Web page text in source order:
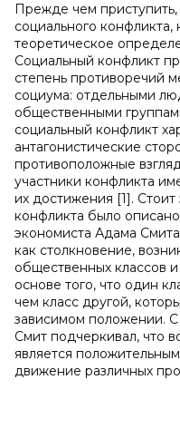
Прежде чем
социального
теоретическое
Социальный конфликт
степень противоречий
социума: отдельными
общественными
социальный конфликт
антагонистические
противоположные
участники конфликта
их достижения [1]. Стоит
конфликта было
экономиста Адама
как столкновение,
общественных классов
основе того, что один
чем класс другой,
зависимом положении.
Смит подчеркивал, что
является
движение различных